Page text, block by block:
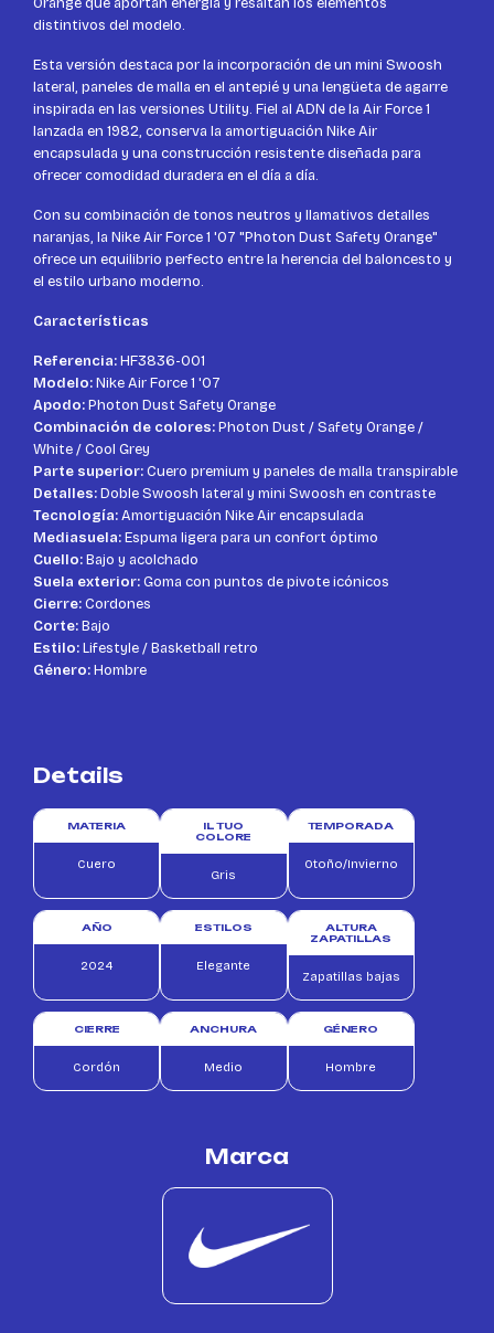
distintivos del modelo.
Esta versión destaca por la incorporación de un mini Swoosh
lateral, paneles de malla en el antepié y una lengüeta de agarre
inspirada en las versiones Utility. Fiel al ADN de la Air Force 1
lanzada en 1982, conserva la amortiguación Nike Air
encapsulada y una construcción resistente diseñada para
ofrecer comodidad duradera en el día a día.
Con su combinación de tonos neutros y llamativos detalles
naranjas, la Nike Air Force 1 '07 "Photon Dust Safety Orange"
ofrece un equilibrio perfecto entre la herencia del baloncesto y
el estilo urbano moderno.
Características
Referencia:HF3836-001
Modelo:Nike Air Force 1 '07
Apodo:Photon Dust Safety Orange
Combinación de colores:Photon Dust / Safety Orange /
White / Cool Grey
Parte superior:Cuero premium y paneles de malla transpirable
Detalles:Doble Swoosh lateral y mini Swoosh en contraste
Tecnología:Amortiguación Nike Air encapsulada
Mediasuela:Espuma ligera para un confort óptimo
Cuello:Bajo y acolchado
Suela exterior:Goma con puntos de pivote icónicos
Cierre:Cordones
Corte:Bajo
Estilo:Lifestyle / Basketball retro
Género:Hombre
Details
MATERIA
Cuero
IL TUO
COLORE
Gris
TEMPORADA
Otoño/Invierno
AÑO
2024
ESTILOS
Elegante
ALTURA
ZAPATILLAS
Zapatillas bajas
CIERRE
Cordón
ANCHURA
Medio
GÉNERO
Hombre
Marca